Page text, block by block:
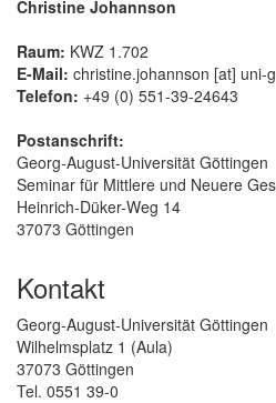
Christine Johannson
Raum: KWZ 1.702
E-Mail: christine.johannson [at] uni-
Telefon: +49 (0) 551-39-24643
Postanschrift:
Georg-August-Universität Göttingen
Seminar für Mittlere und Neuere
Heinrich-Düker-Weg 14
37073 Göttingen
Kontakt
Georg-August-Universität Göttingen
Wilhelmsplatz 1 (Aula)
37073 Göttingen
Tel. 0551 39-0